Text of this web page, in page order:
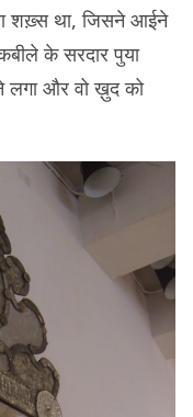
शख़्स था, जिसने आईने
के सरदार पुया
लगा और वो ख़ुद को